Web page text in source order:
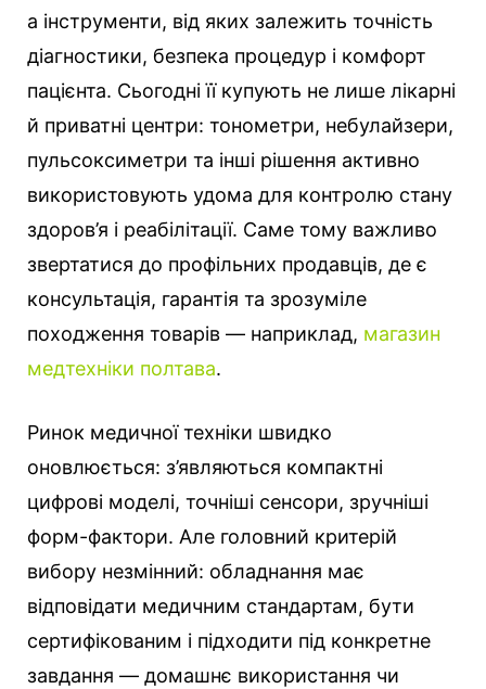
а інструменти, від яких залежить точність
діагностики, безпека процедур і комфорт
пацієнта. Сьогодні її купують не лише лікарні
й приватні центри: тонометри, небулайзери,
пульсоксиметри та інші рішення активно
використовують удома для контролю стану
здоров’я і реабілітації. Саме тому важливо
звертатися до профільних продавців, де є
консультація, гарантія та зрозуміле
походження товарів — наприклад, магазин
медтехніки полтава.
Ринок медичної техніки швидко
оновлюється: з’являються компактні
цифрові моделі, точніші сенсори, зручніші
форм-фактори. Але головний критерій
вибору незмінний: обладнання має
відповідати медичним стандартам, бути
сертифікованим і підходити під конкретне
завдання — домашнє використання чи